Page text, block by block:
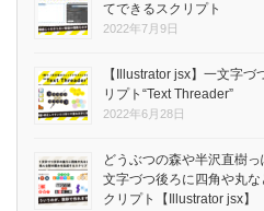
てできるスクリプト
2022年7月9日
【Illustrator jsx】一文字
リプト“Text Threader”
2022年6月28日
どうぶつの森や半沢直樹
文字づつ後ろに四角や丸
クリプト【Illustrator jsx】